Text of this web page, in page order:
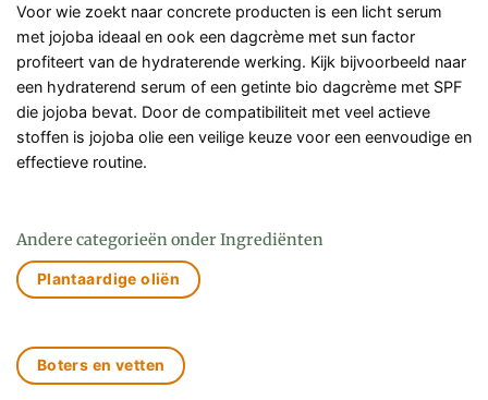
Voor wie zoekt naar concrete producten is een licht serum
met jojoba ideaal en ook een dagcrème met sun factor
profiteert van de hydraterende werking. Kijk bijvoorbeeld naar
een hydraterend serum of een getinte bio dagcrème met SPF
die jojoba bevat. Door de compatibiliteit met veel actieve
stoffen is jojoba olie een veilige keuze voor een eenvoudige en
effectieve routine.
Andere categorieën onder Ingrediënten
Plantaardige oliën
Boters en vetten